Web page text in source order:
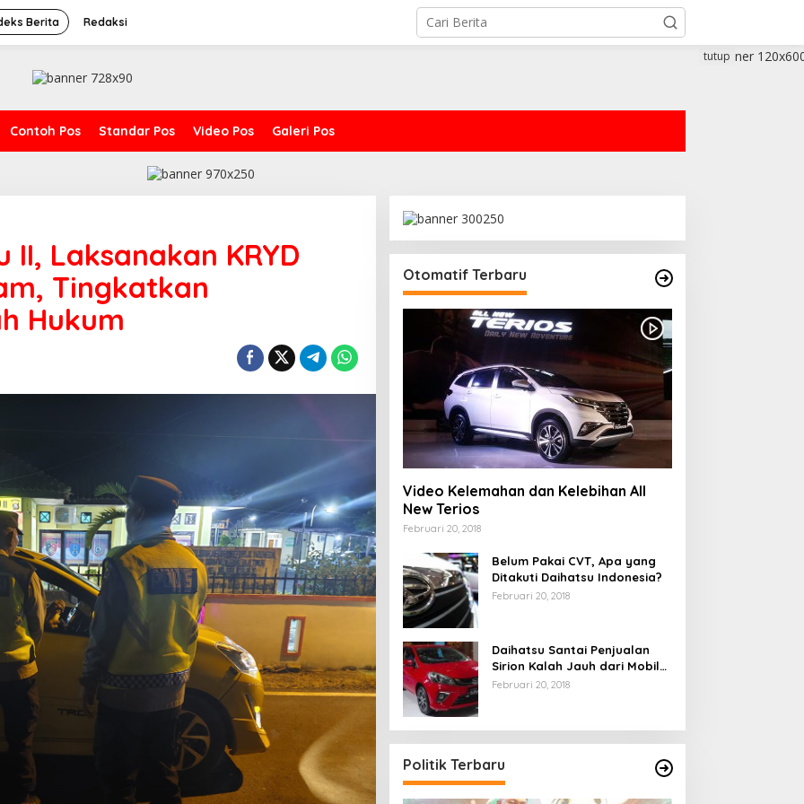
Berita Redaksi
Contoh Pos Standar Pos Video Pos Galeri Pos
tutup
II, Laksanakan KRYD
Tingkatkan
Hukum
Otomatif Terbaru
Video Kelemahan dan Kelebihan All
New Terios
Februari 20, 2018
Belum Pakai CVT, Apa yang
Ditakuti Daihatsu Indonesia?
Februari 20, 2018
Daihatsu Santai Penjualan
Sirion Kalah Jauh dari Mobil
LCGC
Februari 20, 2018
Politik Terbaru